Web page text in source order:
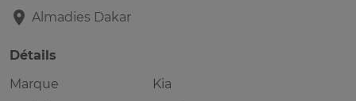
Almadies Dakar
Détails
Marque
Kia